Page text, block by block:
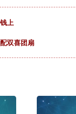
上
双喜团扇